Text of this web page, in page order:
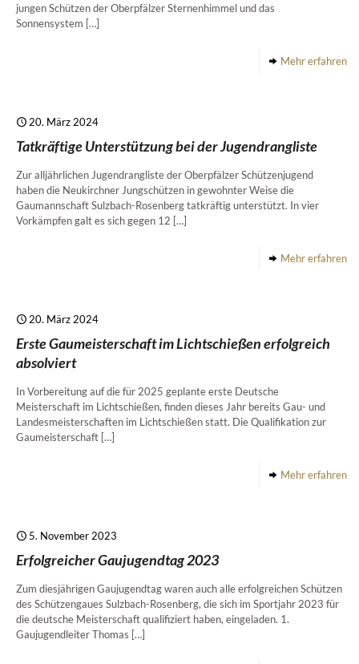
jungen Schützen der Oberpfälzer Sternenhimmel und das
Sonnensystem […]
Mehr erfahren
20. März 2024
Tatkräftige Unterstützung bei der Jugendrangliste
Zur alljährlichen Jugendrangliste der Oberpfälzer Schützenjugend
haben die Neukirchner Jungschützen in gewohnter Weise die
Gaumannschaft Sulzbach-Rosenberg tatkräftig unterstützt. In vier
Vorkämpfen galt es sich gegen 12 […]
Mehr erfahren
20. März 2024
Erste Gaumeisterschaft im Lichtschießen erfolgreich
absolviert
In Vorbereitung auf die für 2025 geplante erste Deutsche
Meisterschaft im Lichtschießen, finden dieses Jahr bereits Gau- und
Landesmeisterschaften im Lichtschießen statt. Die Qualifikation zur
Gaumeisterschaft […]
Mehr erfahren
5. November 2023
Erfolgreicher Gaujugendtag 2023
Zum diesjährigen Gaujugendtag waren auch alle erfolgreichen Schützen
des Schützengaues Sulzbach-Rosenberg, die sich im Sportjahr 2023 für
die deutsche Meisterschaft qualifiziert haben, eingeladen. 1.
Gaujugendleiter Thomas […]